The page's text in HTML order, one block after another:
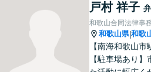
戸村 祥子
和歌山合同法律事
和歌山県|和歌
【南海和歌山市
【駐車場あり】